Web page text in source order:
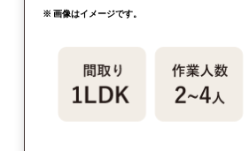
※ 画像はイメージです。